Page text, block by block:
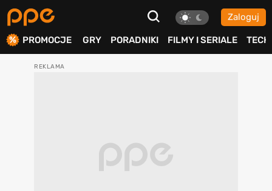
Zaloguj
PROMOCJE GRY PORADNIKI FILMY I SERIALE TECH